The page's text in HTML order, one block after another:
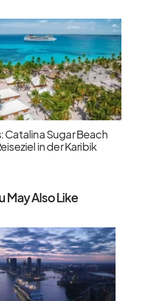
Catalina Sugar Beach
in der Karibik
May Also Like